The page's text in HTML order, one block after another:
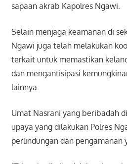
sapaan akrab Kapolres Ngawi.
Selain menjaga keamanan di
Ngawi juga telah melakukan
terkait untuk memastikan
dan mengantisipasi
lainnya.
Umat Nasrani yang beribadah
upaya yang dilakukan Polres
perlindungan dan pengamanan